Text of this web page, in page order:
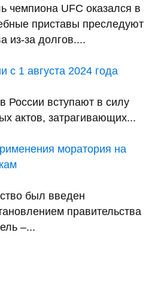
чемпиона UFC оказался в
приставы преследуют
из-за долгов....
с 1 августа 2024 года
России вступают в силу
актов, затрагивающих...
моратория на
был введен
правительства
–...